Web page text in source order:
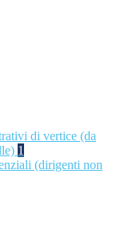
di vertice (da
1
(dirigenti non